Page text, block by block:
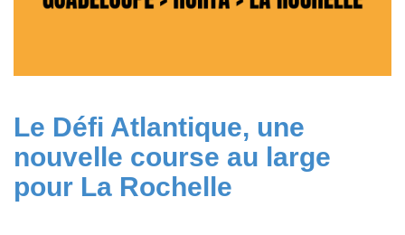
Le Défi Atlantique, une
nouvelle course au large
pour La Rochelle